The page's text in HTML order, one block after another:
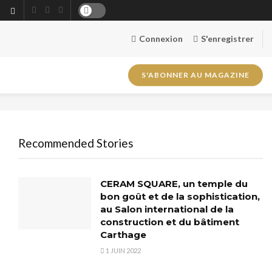
Connexion S'enregistrer
S'ABONNER AU MAGAZINE
Recommended Stories
CERAM SQUARE, un temple du
bon goût et de la sophistication,
au Salon international de la
construction et du bâtiment
Carthage
1 JUIN 2022